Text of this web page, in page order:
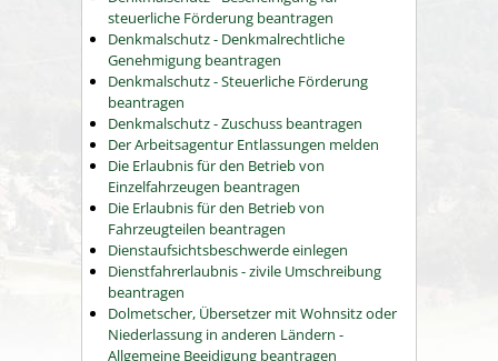
steuerliche Förderung beantragen
Denkmalschutz - Denkmalrechtliche
Genehmigung beantragen
Denkmalschutz - Steuerliche Förderung
beantragen
Denkmalschutz - Zuschuss beantragen
Der Arbeitsagentur Entlassungen melden
Die Erlaubnis für den Betrieb von
Einzelfahrzeugen beantragen
Die Erlaubnis für den Betrieb von
Fahrzeugteilen beantragen
Dienstaufsichtsbeschwerde einlegen
Dienstfahrerlaubnis - zivile Umschreibung
beantragen
Dolmetscher, Übersetzer mit Wohnsitz oder
Niederlassung in anderen Ländern -
Allgemeine Beeidigung beantragen